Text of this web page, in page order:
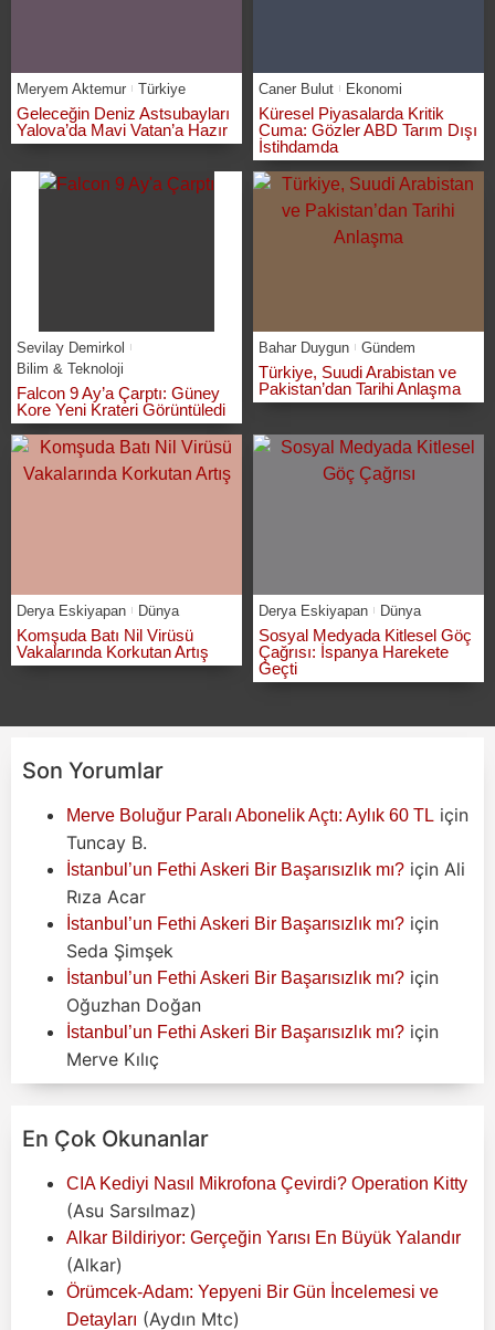
Meryem Aktemur Türkiye
Geleceğin Deniz Astsubayları
Yalova’da Mavi Vatan’a Hazır
Caner Bulut Ekonomi
Küresel Piyasalarda Kritik
Cuma: Gözler ABD Tarım Dışı
İstihdamda
Sevilay Demirkol
Bilim & Teknoloji
Falcon 9 Ay’a Çarptı: Güney
Kore Yeni Krateri Görüntüledi
Bahar Duygun Gündem
Türkiye, Suudi Arabistan ve
Pakistan’dan Tarihi Anlaşma
Derya Eskiyapan Dünya
Komşuda Batı Nil Virüsü
Vakalarında Korkutan Artış
Derya Eskiyapan Dünya
Sosyal Medyada Kitlesel Göç
Çağrısı: İspanya Harekete
Geçti
Son Yorumlar
Merve Boluğur Paralı Abonelik Açtı: Aylık 60 TL için
Tuncay B.
İstanbul’un Fethi Askeri Bir Başarısızlık mı? için Ali
Rıza Acar
İstanbul’un Fethi Askeri Bir Başarısızlık mı? için
Seda Şimşek
İstanbul’un Fethi Askeri Bir Başarısızlık mı? için
Oğuzhan Doğan
İstanbul’un Fethi Askeri Bir Başarısızlık mı? için
Merve Kılıç
En Çok Okunanlar
CIA Kediyi Nasıl Mikrofona Çevirdi? Operation Kitty
(Asu Sarsılmaz)
Alkar Bildiriyor: Gerçeğin Yarısı En Büyük Yalandır
(Alkar)
Örümcek-Adam: Yepyeni Bir Gün İncelemesi ve
Detayları (Aydın Mtc)